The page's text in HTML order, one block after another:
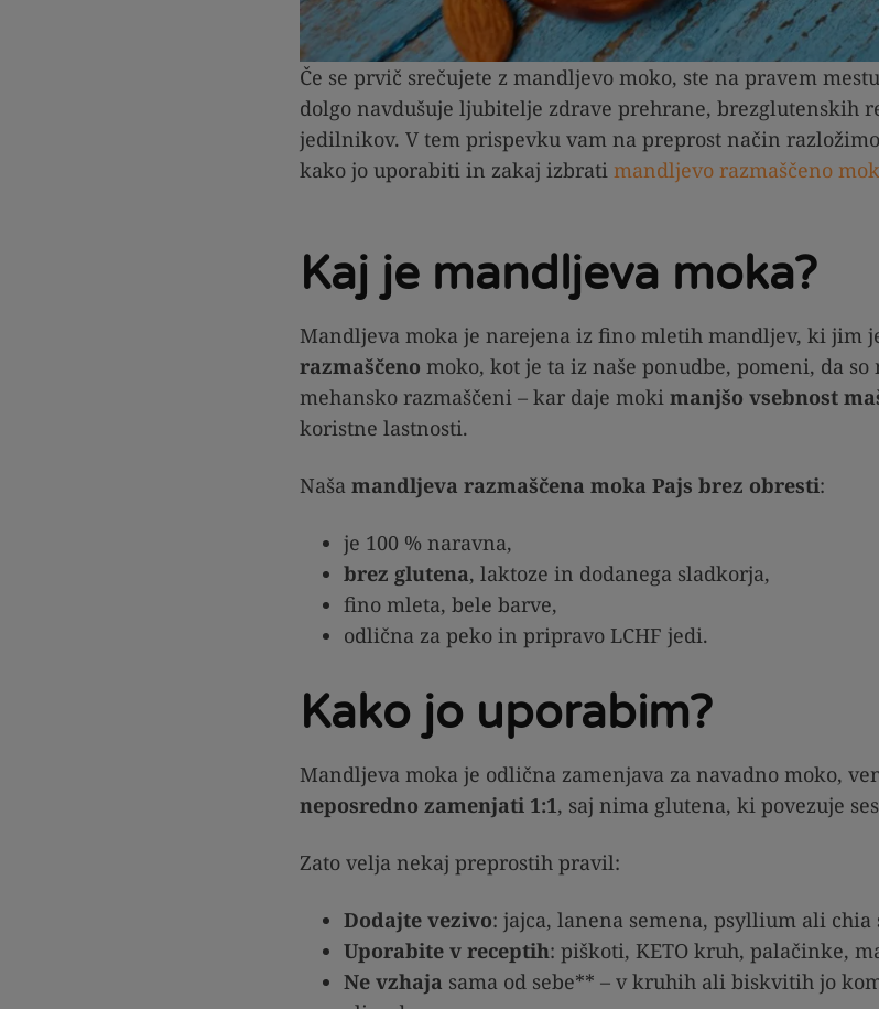
Če se prvič srečujete z mandljevo moko, ste na pravem
dolgo navdušuje ljubitelje zdrave prehrane, brezglutenskih
jedilnikov. V tem prispevku vam na preprost način
kako jo uporabiti in zakaj izbrati mandljevo razmaščeno
Kaj je mandljeva moka?
Mandljeva moka je narejena iz fino mletih mandljev, ki jim
razmaščeno moko, kot je ta iz naše ponudbe, pomeni, da
mehansko razmaščeni – kar daje moki manjšo vsebnost
koristne lastnosti.
Naša mandljeva razmaščena moka Pajs brez obresti:
je 100 % naravna,
brez glutena, laktoze in dodanega sladkorja,
fino mleta, bele barve,
odlična za peko in pripravo LCHF jedi.
Kako jo uporabim?
Mandljeva moka je odlična zamenjava za navadno moko,
neposredno zamenjati 1:1, saj nima glutena, ki povezuje
Zato velja nekaj preprostih pravil:
Dodajte vezivo: jajca, lanena semena, psyllium ali chia
Uporabite v receptih: piškoti, KETO kruh, palačinke,
Ne vzhaja sama od sebe** – v kruhih ali biskvitih jo